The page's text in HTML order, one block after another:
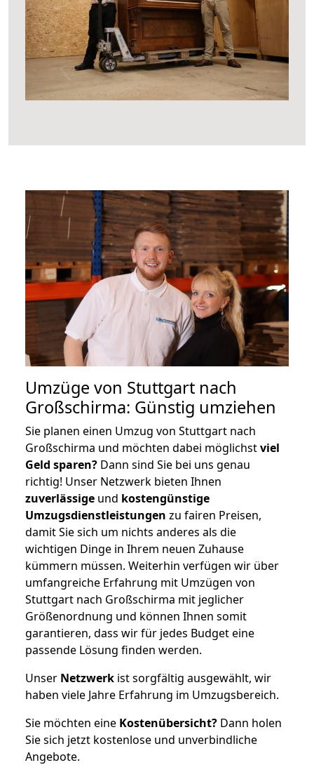
Umzüge von Stuttgart nach
Großschirma: Günstig umziehen
Sie planen einen Umzug von Stuttgart nach
Großschirma und möchten dabei möglichstviel
Geld sparen? Dann sind Sie bei uns genau
richtig! Unser Netzwerk bieten Ihnen
zuverlässige und kostengünstige
Umzugsdienstleistungen zu fairen Preisen,
damit Sie sich um nichts anderes als die
wichtigen Dinge in Ihrem neuen Zuhause
kümmern müssen. Weiterhin verfügen wir über
umfangreiche Erfahrung mit Umzügen von
Stuttgart nach Großschirma mit jeglicher
Größenordnung und können Ihnen somit
garantieren, dass wir für jedes Budget eine
passende Lösung finden werden.
Unser Netzwerk ist sorgfältig ausgewählt, wir
haben viele Jahre Erfahrung im Umzugsbereich.
Sie möchten eine Kostenübersicht? Dann holen
Sie sich jetzt kostenlose und unverbindliche
Angebote.